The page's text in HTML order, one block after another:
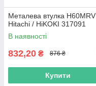
Металева втулка H60MRV
Hitachi / HiKOKI 317091
В наявності
832,20 ₴ 876 ₴
Купити